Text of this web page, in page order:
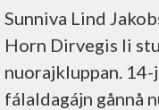
Sunniva Lind
Horn Dirvegis li
nuorajkluppan. 14-
fálaldagájn gånnå